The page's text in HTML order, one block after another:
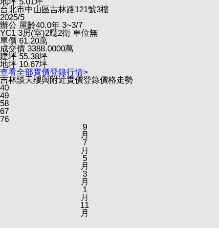
台北市中山區吉林路121號3樓
2025/5
辦公 屋齡40.0年 3~3/7
YC1 3房(室)2廳2衛 車位無
單價 61.20萬
成交價 3388.0000萬
建坪 55.38坪
地坪 10.67坪
查看全部實價登錄行情>
吉林談天樓與附近實價登錄價格走勢
40
49
58
67
76
9
月
7
月
5
月
3
月
1
月
11
月